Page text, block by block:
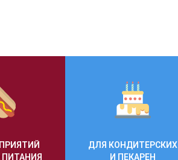
ПИТАНИЯ
ДЛЯ КОНДИТЕРСКИХ
И ПЕКАРЕН